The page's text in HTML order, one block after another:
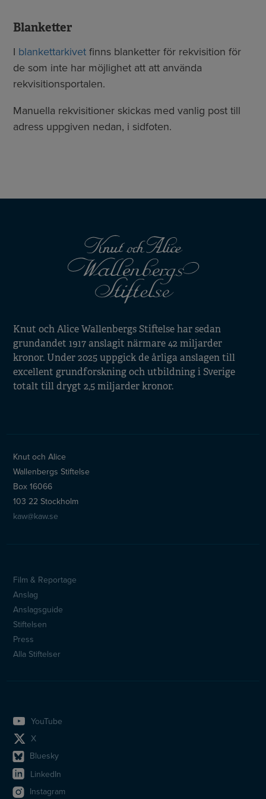
Blanketter
I blankettarkivetfinns blanketter för rekvisition för
de som inte har möjlighet att att använda
rekvisitionsportalen.
Manuella rekvisitioner skickas med vanlig post till
adress uppgiven nedan, i sidfoten.
Knut och Alice Wallenbergs Stiftelse har sedan
grundandet 1917 anslagit närmare 42 miljarder
kronor. Under 2025 uppgick de årliga anslagen till
excellent grundforskning och utbildning i Sverige
totalt till drygt 2,5 miljarder kronor.
Knut och Alice
Wallenbergs Stiftelse
Box 16066
103 22 Stockholm
kaw@kaw.se
Sidfotsmeny
Film & Reportage
Anslag
Anslagsguide
Stiftelsen
Press
Alla Stiftelser
YouTube
X
Bluesky
LinkedIn
Instagram